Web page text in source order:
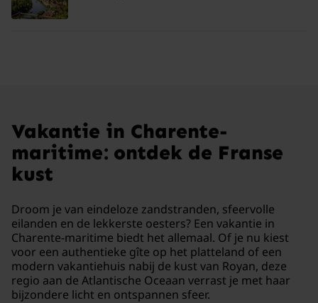
Vakantie in Charente-
maritime: ontdek de Franse
kust
Droom je van eindeloze zandstranden, sfeervolle
eilanden en de lekkerste oesters? Een vakantie in
Charente-maritime biedt het allemaal. Of je nu kiest
voor een authentieke gîte op het platteland of een
modern vakantiehuis nabij de kust van Royan, deze
regio aan de Atlantische Oceaan verrast je met haar
bijzondere licht en ontspannen sfeer.